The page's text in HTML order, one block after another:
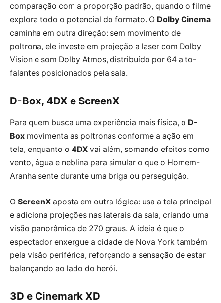
comparação com a proporção padrão, quando o filme
explora todo o potencial do formato. O Dolby Cinema
caminha em outra direção: sem movimento de
poltrona, ele investe em projeção a laser com Dolby
Vision e som Dolby Atmos, distribuído por 64 alto-
falantes posicionados pela sala.
D-Box, 4DX e ScreenX
Para quem busca uma experiência mais física, o D-
Box movimenta as poltronas conforme a ação em
tela, enquanto o 4DX vai além, somando efeitos como
vento, água e neblina para simular o que o Homem-
Aranha sente durante uma briga ou perseguição.
O ScreenX aposta em outra lógica: usa a tela principal
e adiciona projeções nas laterais da sala, criando uma
visão panorâmica de 270 graus. A ideia é que o
espectador enxergue a cidade de Nova York também
pela visão periférica, reforçando a sensação de estar
balançando ao lado do herói.
3D e Cinemark XD